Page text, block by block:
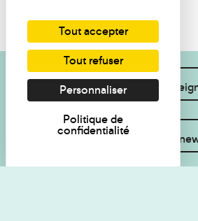
Je souhaite des
Inscrivez-vous à la
Tout accepter
Tout refuser
Personnaliser
Politique de
confidentialité